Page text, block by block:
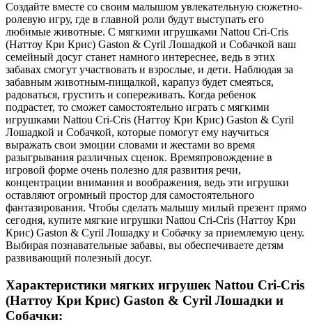
Создайте вместе со своим малышом увлекательную сюжетно-
ролевую игру, где в главной роли будут выступать его
любимые животные. С мягкими игрушками Nattou Cri-Cris
(Наттоу Кри Крис) Gaston & Cyril Лошадкой и Собачкой ваш
семейный досуг станет намного интереснее, ведь в этих
забавах смогут участвовать и взрослые, и дети. Наблюдая за
забавным животным-пищалкой, карапуз будет смеяться,
радоваться, грустить и сопереживать. Когда ребенок
подрастет, то сможет самостоятельно играть с мягкими
игрушками Nattou Cri-Cris (Наттоу Кри Крис) Gaston & Cyril
Лошадкой и Собачкой, которые помогут ему научиться
выражать свои эмоции словами и жестами во время
разыгрывания различных сценок. Времяпровождение в
игровой форме очень полезно для развития речи,
концентрации внимания и воображения, ведь эти игрушки
оставляют огромный простор для самостоятельного
фантазирования. Чтобы сделать малышу милый презент прямо
сегодня, купите мягкие игрушки Nattou Cri-Cris (Наттоу Кри
Крис) Gaston & Cyril Лошадку и Собачку за приемлемую цену.
Выбирая познавательные забавы, вы обеспечиваете детям
развивающий полезный досуг.
Характеристики мягких игрушек Nattou Cri-Cris
(Наттоу Кри Крис) Gaston & Cyril Лошадки и
Собачки: